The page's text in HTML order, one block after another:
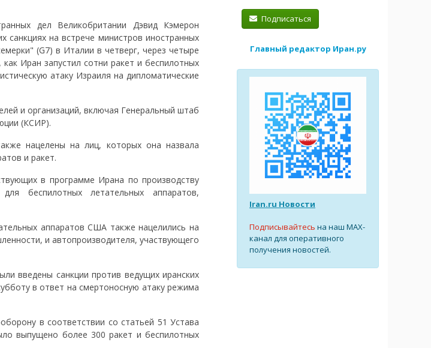
дел Великобритании Дэвид Кэмерон
санкциях на встрече министров иностранных
(G7) в Италии в четверг, через четыре
как Иран запустил сотни ракет и беспилотных
атаку Израиля на дипломатические
и организаций, включая Генеральный штаб
(КСИР).
нацелены на лиц, которых она назвала
и ракет.
в программе Ирана по производству
беспилотных летательных аппаратов,
аппаратов США также нацелились на
и автопроизводителя, участвующего
введены санкции против ведущих иранских
в ответ на смертоносную атаку режима
в соответствии со статьей 51 Устава
выпущено более 300 ракет и беспилотных
Подписаться
Главный редактор Иран.ру
Iran.ru Новости
Подписывайтесь на наш MAX-
канал для оперативного
получения новостей.